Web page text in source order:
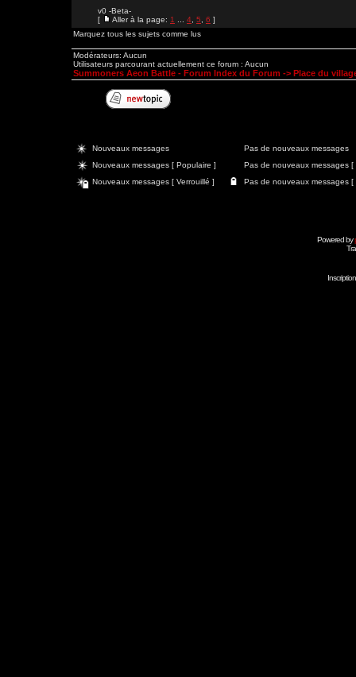
v0 -Beta-
[
Aller à la page: 1 4 5 6 ]
Marquez tous les sujets comme lus
Modérateurs: Aucun
Utilisateurs parcourant actuellement ce forum : Aucun
Summoners Aeon Battle - Forum Index du Forum -> Place du
Nouveaux messages
Pas de nouveaux messages
Nouveaux messages [ Populaire ]
Pas de nouveaux messages [
Nouveaux messages [ Verrouillé ]
Pas de nouveaux messages [
Powered by